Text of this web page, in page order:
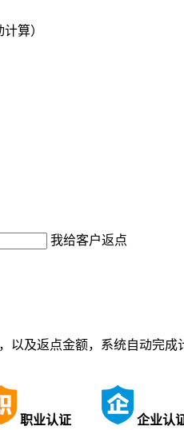
算）
我给客户返点
以及返点金额，系统自动完
职业认证
企业认